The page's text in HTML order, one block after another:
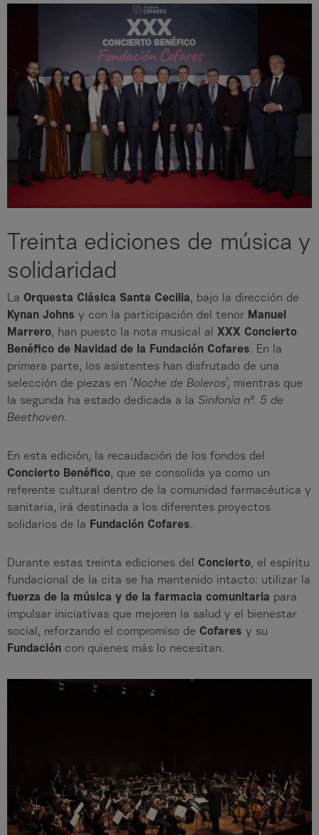
Treinta ediciones de música y
solidaridad
La Orquesta Clásica Santa Cecilia, bajo la dirección de
Kynan Johns y con la participación del tenor Manuel
Marrero, han puesto la nota musical al XXX Concierto
Benéfico de Navidad de la Fundación Cofares. En la
primera parte, los asistentes han disfrutado de una
selección de piezas en ‘Noche de Boleros’, mientras que
la segunda ha estado dedicada a la Sinfonía nº. 5 de
Beethoven.
En esta edición, la recaudación de los fondos del
Concierto Benéfico, que se consolida ya como un
referente cultural dentro de la comunidad farmacéutica y
sanitaria, irá destinada a los diferentes proyectos
solidarios de la Fundación Cofares.
Durante estas treinta ediciones del Concierto, el espíritu
fundacional de la cita se ha mantenido intacto: utilizar la
fuerza de la música y de la farmacia comunitaria para
impulsar iniciativas que mejoren la salud y el bienestar
social, reforzando el compromiso de Cofares y su
Fundación con quienes más lo necesitan.